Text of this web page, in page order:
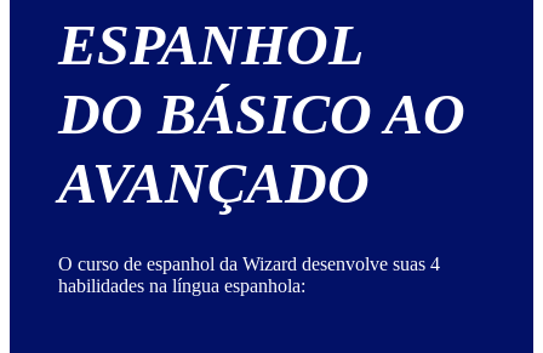
ESPANHOL
DO BÁSICO AO
AVANÇADO
O curso de espanhol da Wizard desenvolve suas 4
habilidades na língua espanhola: